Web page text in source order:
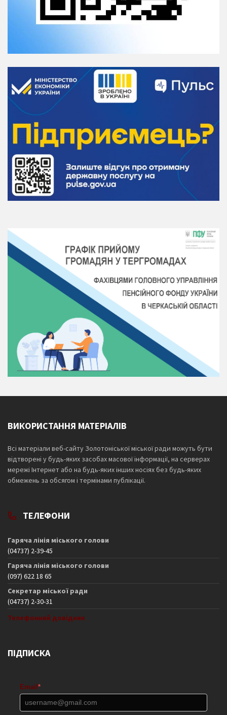
ВИКОРИСТАННЯ МАТЕРІАЛІВ
Всі матеріали веб-сайту Золотоніської міської ради можуть бути
відтворені у будь-яких засобах масової інформації, на серверах
мережі Інтернет або на будь-яких інших носіях без будь-яких
обмежень за обсягом і термінами публікації.
ТЕЛЕФОНИ
Гаряча лінія міського голови
(04737) 2-39-45
Гаряча лінія міського голови
(097) 622 18 65
Секретар міської ради
(04737) 2-30-31
Телефонний довідник
ПІДПИСКА
Email *